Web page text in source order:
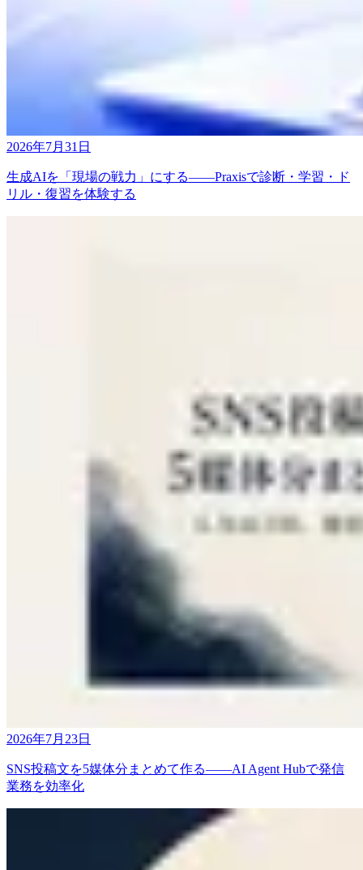
2026年7月31日
生成AIを「現場の戦力」にする——Praxisで診断・学習・ド
リル・復習を体験する
2026年7月23日
SNS投稿文を5媒体分まとめて作る――AI Agent Hubで発信
業務を効率化